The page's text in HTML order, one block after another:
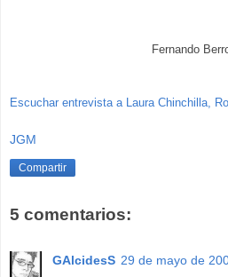
Fernando
Escuchar entrevista a Laura Chinchilla,
JGM
Compartir
5 comentarios:
GAlcidesS 29 de mayo de